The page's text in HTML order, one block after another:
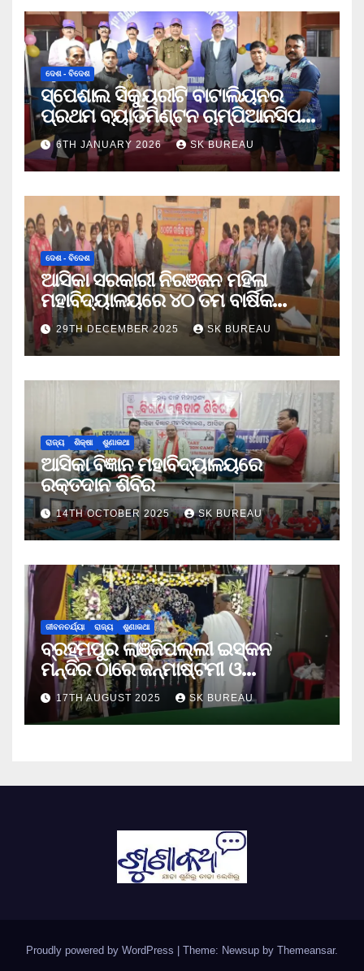
ଦେଶ - ବିଦେଶ
ସ୍ପେଶାଲ ସିକ୍ୟୁରୀଟି ବାଟାଲିୟନର
ପ୍ରଥମ ବ୍ୟାଡମିଣ୍ଟନ ଚାମ୍ପିଆନସିପ
ଉଦଯାପିତ
6TH JANUARY 2026 SK BUREAU
ଦେଶ - ବିଦେଶ
ଆସିକା ସରକାରୀ ନିରଞ୍ଜନ ମହିଳା
ମହାବିଦ୍ୟାଳୟରେ ୪୦ ତମ ବାର୍ଷିକ
କ୍ରୀଡା ଉତ୍ସବ
29TH DECEMBER 2025 SK BUREAU
ରାଜ୍ୟ ଶିକ୍ଷା ଶୁଣାକଥା
ଆସିକା ବିଜ୍ଞାନ ମହାବିଦ୍ୟାଳୟରେ
ରକ୍ତଦାନ ଶିବିର
14TH OCTOBER 2025 SK BUREAU
ଜୀବନଚର୍ଯ୍ୟା ରାଜ୍ୟ ଶୁଣାକଥା
ବ୍ରହ୍ମପୁର ଲାଞ୍ଜିପଲ୍ଲୀ ଇସ୍କନ
ମନ୍ଦିର ଠାରେ ଜନ୍ମାଷ୍ଟମୀ ଓ
ନନ୍ଦୋତ୍ସବ ପାଳିତ
17TH AUGUST 2025 SK BUREAU
Proudly powered by WordPress Theme: Newsup by Themeansar.